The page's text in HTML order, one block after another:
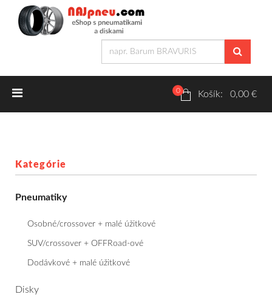
Letné pneumatiky
Dodávkové + malé úžitkové
Osobné/crossover + malé úžitkové
SUV/crossover + OFFRoad-ové
Dodávkové + malé úžitkové
0 Košík: 0,00 €
Kategórie
Pneumatiky
Osobné/crossover + malé úžitkové
SUV/crossover + OFFRoad-ové
Dodávkové + malé úžitkové
Disky